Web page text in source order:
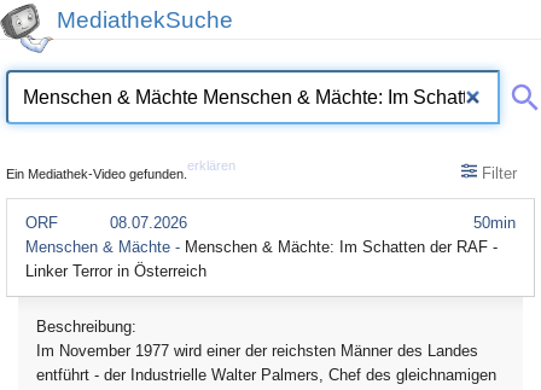
MediathekSuche
Ein Mediathek-Video gefunden.
erklären Filter
50min
ORF
08.07.2026
Menschen & Mächte - Menschen & Mächte: Im Schatten der RAF -
Linker Terror in Österreich
Beschreibung:
Im November 1977 wird einer der reichsten Männer des Landes
entführt - der Industrielle Walter Palmers, Chef des gleichnamigen